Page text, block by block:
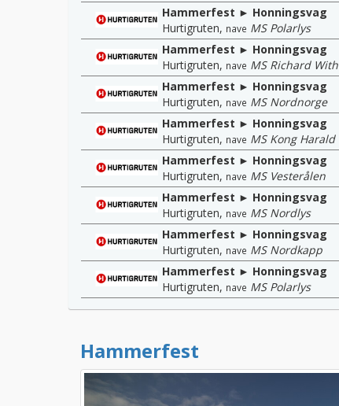
Hammerfest ► Honningsvag
Hurtigruten, nave MS Polarlys
Hammerfest ► Honningsvag
Hurtigruten, nave MS Richard With
Hammerfest ► Honningsvag
Hurtigruten, nave MS Nordnorge
Hammerfest ► Honningsvag
Hurtigruten, nave MS Kong Harald
Hammerfest ► Honningsvag
Hurtigruten, nave MS Vesterålen
Hammerfest ► Honningsvag
Hurtigruten, nave MS Nordlys
Hammerfest ► Honningsvag
Hurtigruten, nave MS Nordkapp
Hammerfest ► Honningsvag
Hurtigruten, nave MS Polarlys
Hammerfest